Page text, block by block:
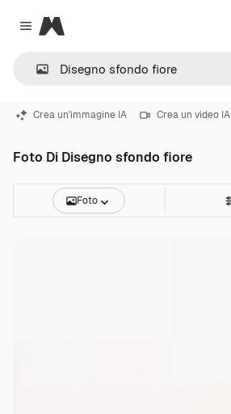
Close menu
Magnific
Crea un'immagine IA Crea un video IA
Foto Di Disegno sfondo fiore
Foto